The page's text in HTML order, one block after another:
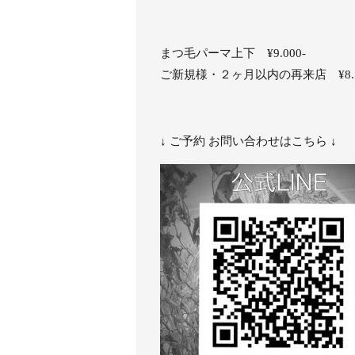
まつ毛パーマ上下 ¥9.000-
ご新規様・２ヶ月以内の再来店
↓ ご予約 お問い合わせはこちら ↓